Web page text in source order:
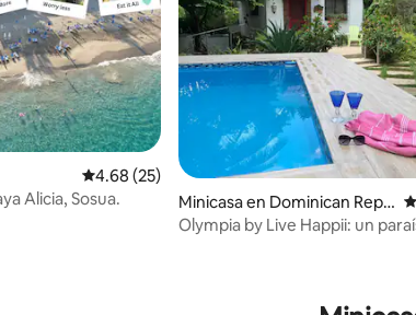
Calificación promedio: 4.68 de 5; 25
4.68 (25)
Alicia, Sosua.
Minicasa en Dominican Repu
blic
Olympia by Live Happii: un